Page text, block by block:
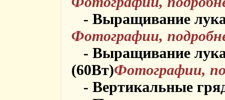
- Выращивание лука
Фотографии,
- Выращивание лука
(60Вт)Фотографии,
- Вертикальные